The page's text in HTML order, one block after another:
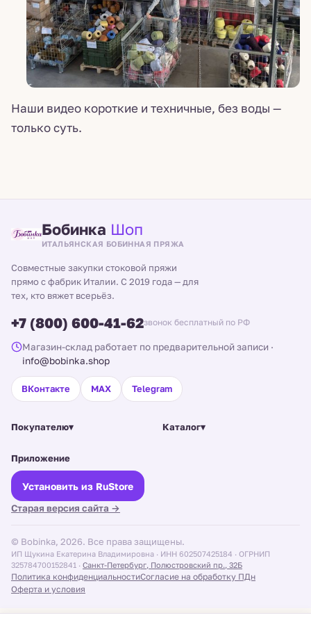
Наши видео короткие и техничные, без воды —
только суть.
Бобинка Шоп
ИТАЛЬЯНСКАЯ БОБИННАЯ ПРЯЖА
Совместные закупки стоковой пряжи
прямо с фабрик Италии. С 2019 года — для
тех, кто вяжет всерьёз.
+7 (800) 600-41-62звонок бесплатный по РФ
Магазин-склад работает по предварительной записи ·
info@bobinka.shop
ВКонтакте MAX Telegram
Покупателю▾ Каталог▾
Приложение
Установить из RuStore
Старая версия сайта →
© Bobinka, 2026. Все права защищены.
ИП Щукина Екатерина Владимировна · ИНН 602507425184 · ОГРНИП
325784700152841 · Санкт-Петербург, Полюстровский пр., 32Б
Политика конфиденциальностиСогласие на обработку ПДн
Оферта и условия